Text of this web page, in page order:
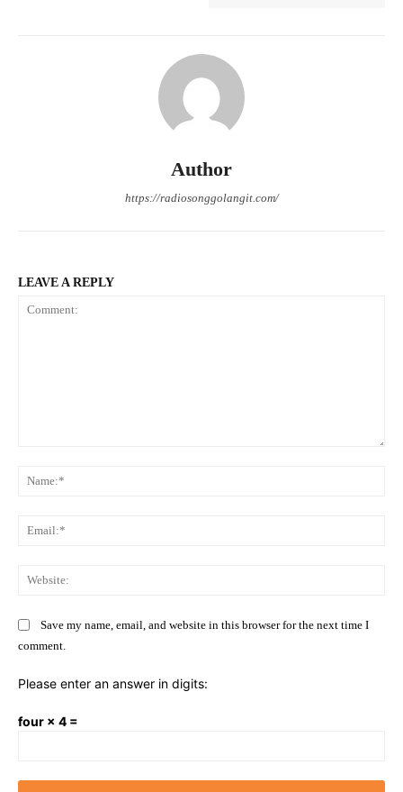
Author
https://radiosonggolangit.com/
LEAVE A REPLY
Save my name, email, and website in this browser for the next time I
comment.
Please enter an answer in digits:
four × 4 =